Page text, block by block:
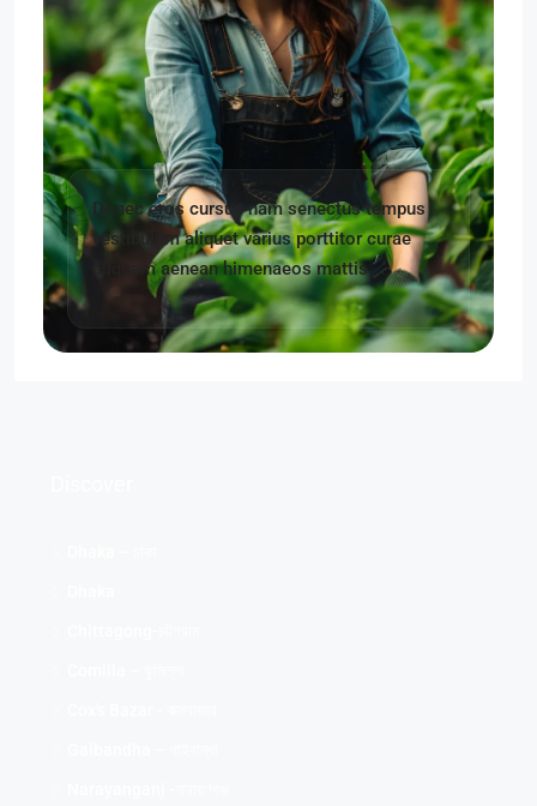
Donec eros cursus nam senectus tempus
vestibulum aliquet varius porttitor curae
aliquam aenean himenaeos mattis